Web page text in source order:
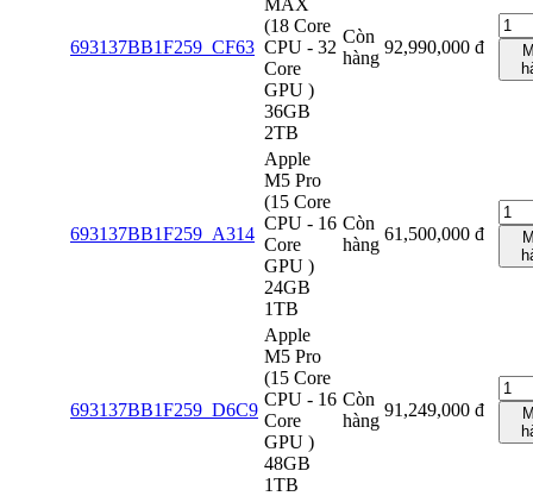
693137BB1F259_CF63
MAX
(18 Core
CPU - 32
Core
GPU )
36GB
2TB
Còn
hàng
92,990,000 đ
693137BB1F259_A314
Apple
M5 Pro
(15 Core
CPU - 16
Core
GPU )
24GB
1TB
Còn
hàng
61,500,000 đ
693137BB1F259_D6C9
Apple
M5 Pro
(15 Core
CPU - 16
Core
GPU )
48GB
1TB
Còn
hàng
91,249,000 đ